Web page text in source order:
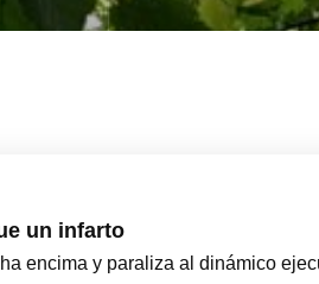
un infarto
encima y paraliza al dinámico